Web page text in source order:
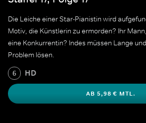
Die Leiche einer Star-Pianistin wird
Motiv, die Künstlerin zu ermorden? Ihr
eine Konkurrentin? Indes müssen Lange
Problem lösen.
6 HD
AB 5,98 € MTL.